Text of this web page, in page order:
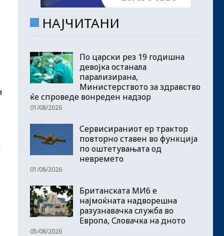
НАЈЧИТАНИ
По царски рез 19 годишна
девојка останала
парализирана,
Министерството за здравство
ќе спроведе вонреден надзор
01/08/2026
Сервисираниот ер трактор
повторно ставен во функција
по оштетувањата од
невремето
01/08/2026
Британската МИ6 е
најмоќната надворешна
разузнавачка служба во
Европа, Словачка на дното
05/08/2026